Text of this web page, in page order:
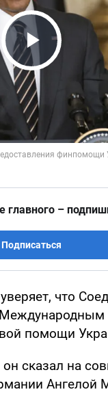
Play
главного –
Подписаться
что
помощи
сказал на
Ангелой